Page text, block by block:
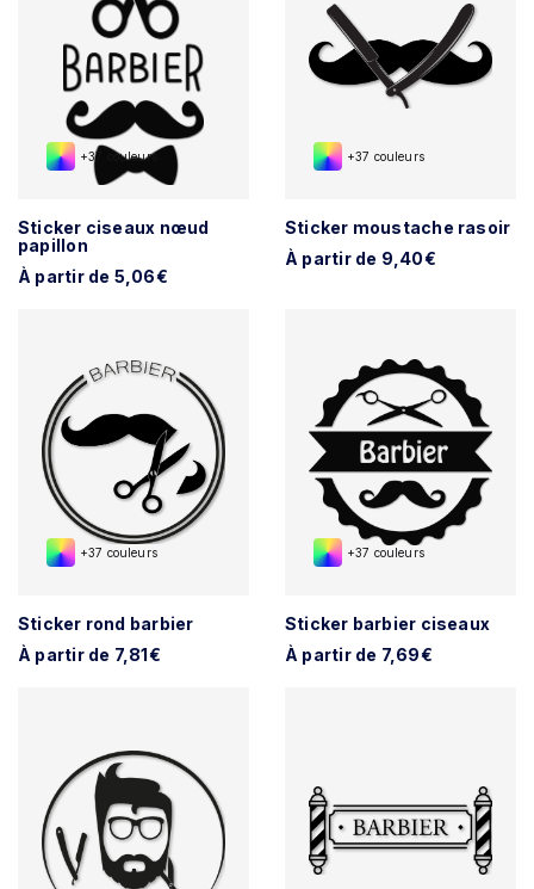
+37 couleurs
Sticker ciseaux nœud
papillon
À partir de 5,06€
+37 couleurs
Sticker moustache rasoir
À partir de 9,40€
+37 couleurs
Sticker rond barbier
À partir de 7,81€
+37 couleurs
Sticker barbier ciseaux
À partir de 7,69€